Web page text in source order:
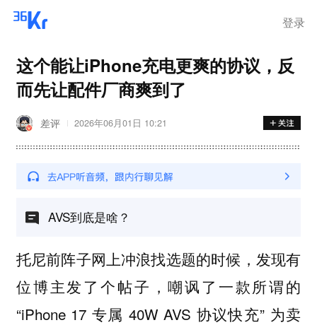
登录
这个能让iPhone充电更爽的协议，反
而先让配件厂商爽到了
差评 2026年06月01日 10:21
AVS到底是啥？
托尼前阵子网上冲浪找选题的时候，发现有
位博主发了个帖子，嘲讽了一款所谓的
“iPhone 17 专属 40W AVS 协议快充” 为卖